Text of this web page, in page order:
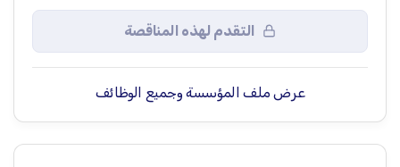
عرض ملف المؤسسة وجميع الوظائف